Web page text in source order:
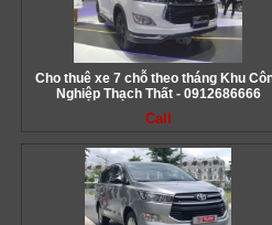
Cho thuê xe 7 chỗ theo tháng Khu
Nghiệp Thạch Thất - 0912686666
Call